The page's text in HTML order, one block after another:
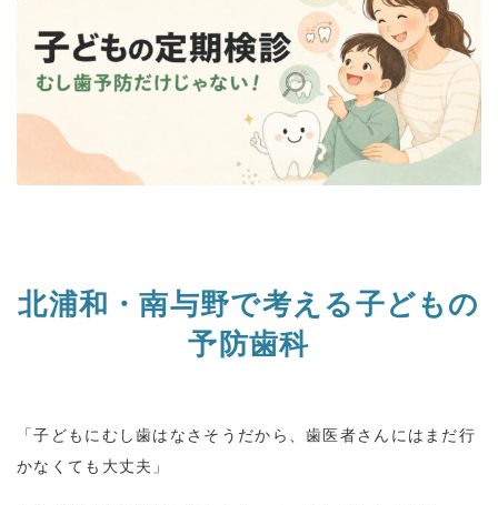
北浦和・南与野で考える子どもの
予防歯科
「子どもにむし歯はなさそうだから、歯医者さんにはまだ行
かなくても大丈夫」